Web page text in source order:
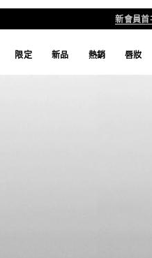
新會員首
限定 新品 熱銷 唇妝